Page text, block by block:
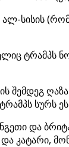
სისის
ტრამპს
შემდეგ
სურს
და
კატარი,